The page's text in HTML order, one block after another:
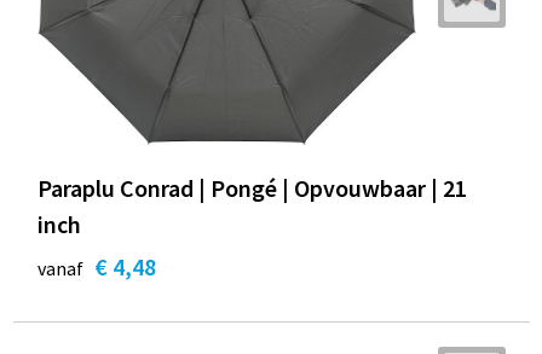
Paraplu Conrad | Pongé | Opvouwbaar | 21
inch
vanaf € 4,48